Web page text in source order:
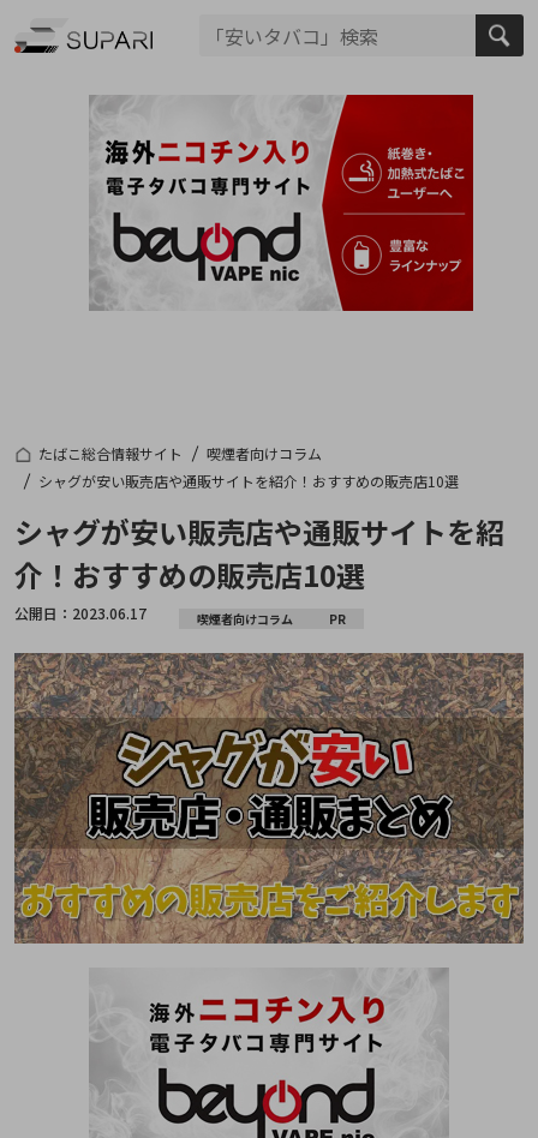
たばこ総合情報サイト
喫煙者向けコラム
シャグが安い販売店や通販サイトを紹介！おすすめの販売店10選
シャグが安い販売店や通販サイトを紹
介！おすすめの販売店10選
公開日： 2023.06.17 喫煙者向けコラム PR